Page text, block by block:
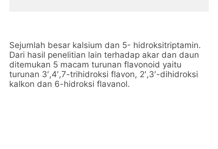
Sejumlah besar kalsium dan 5- hidroksitriptamin.
Dari hasil penelitian lain terhadap akar dan daun
ditemukan 5 macam turunan flavonoid yaitu
turunan 3′,4′,7-trihidroksi flavon, 2′,3′-dihidroksi
kalkon dan 6-hidroksi flavanol.